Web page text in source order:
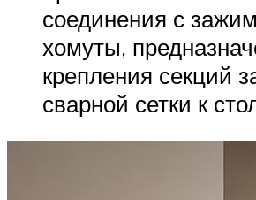
соединения с
хомуты,
крепления секций
сварной сетки к